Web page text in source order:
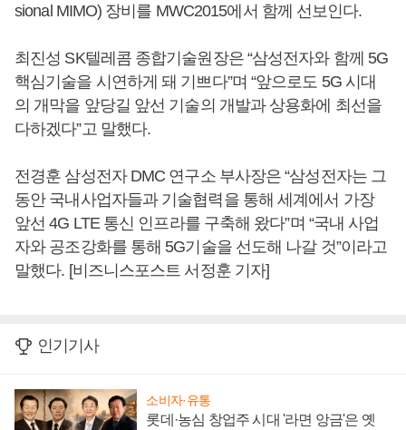
sional MIMO) 장비를 MWC2015에서 함께 선보인다.
최진성 SK텔레콤 종합기술원장은 “삼성전자와 함께 5G
핵심기술을 시연하게 돼 기쁘다”며 “앞으로도 5G 시대
의 개막을 앞당길 앞선 기술의 개발과 상용화에 최선을
다하겠다”고 말했다.
전경훈 삼성전자 DMC 연구소 부사장은 “삼성전자는 그
동안 국내사업자들과 기술협력을 통해 세계에서 가장
앞선 4G LTE 통신 인프라를 구축해 왔다”며 “국내 사업
자와 공조강화를 통해 5G기술을 선도해 나갈 것”이라고
말했다. [비즈니스포스트 서정훈 기자]
인기기사
소비자·유통
롯데·농심 창업주 시대 '라면 앙금'은 옛